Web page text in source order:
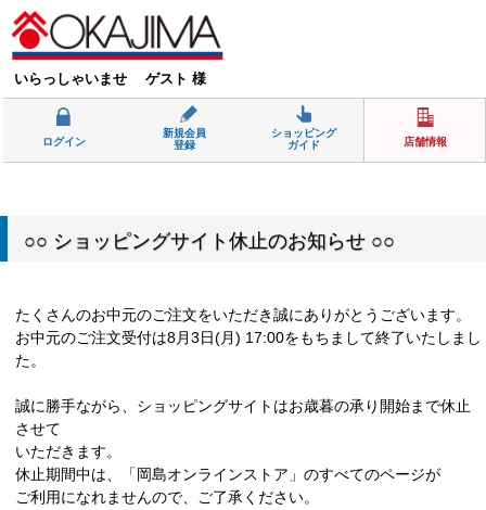
いらっしゃいませ ゲスト 様
ログイン
新規会員
登録
ショッピング
ガイド
店舗情報
○○ ショッピングサイト休止のお知らせ ○○
たくさんのお中元のご注文をいただき誠にありがとうございます。
お中元のご注文受付は8月3日(月) 17:00をもちまして終了いたしまし
た。
誠に勝手ながら、ショッピングサイトはお歳暮の承り開始まで休止
させて
いただきます。
休止期間中は、「岡島オンラインストア」のすべてのページが
ご利用になれませんので、ご了承ください。